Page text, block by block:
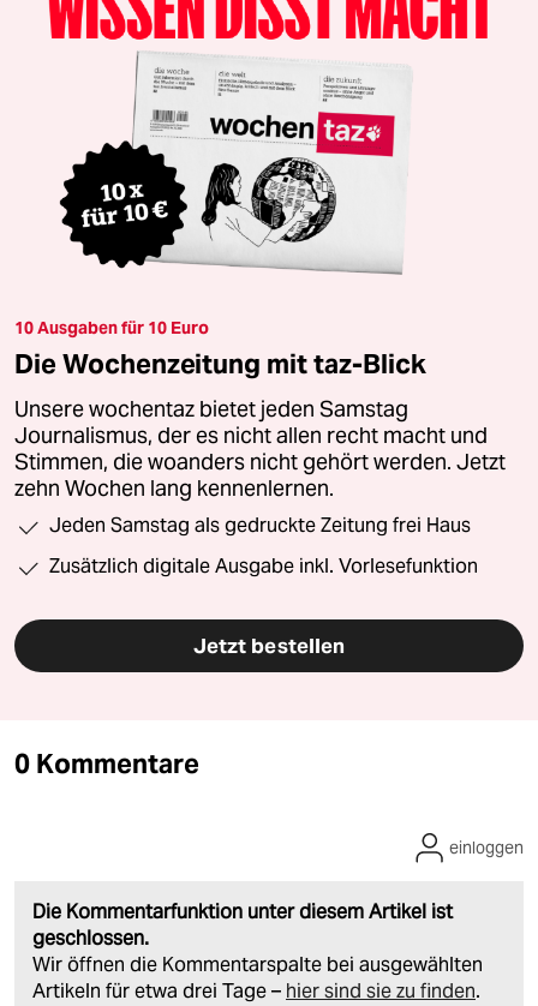
10 Ausgaben für 10 Euro
Die Wochenzeitung mit taz-Blick
Unsere wochentaz bietet jeden Samstag
Journalismus, der es nicht allen recht macht und
Stimmen, die woanders nicht gehört werden. Jetzt
zehn Wochen lang kennenlernen.
Jeden Samstag als gedruckte Zeitung frei Haus
Zusätzlich digitale Ausgabe inkl. Vorlesefunktion
Jetzt bestellen
0 Kommentare
Die Kommentarfunktion unter diesem Artikel ist
geschlossen.
Wir öffnen die Kommentarspalte bei ausgewählten
Artikeln für etwa drei Tage – hier sind sie zu finden.
einloggen